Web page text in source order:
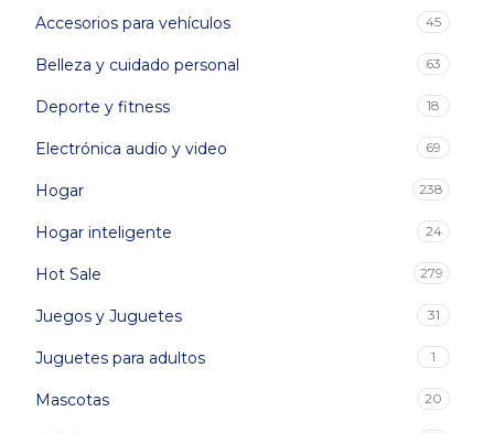
Accesorios para vehículos 45
Belleza y cuidado personal 63
Deporte y fitness 18
Electrónica audio y video 69
Hogar 238
Hogar inteligente 24
Hot Sale 279
Juegos y Juguetes 31
Juguetes para adultos 1
Mascotas 20